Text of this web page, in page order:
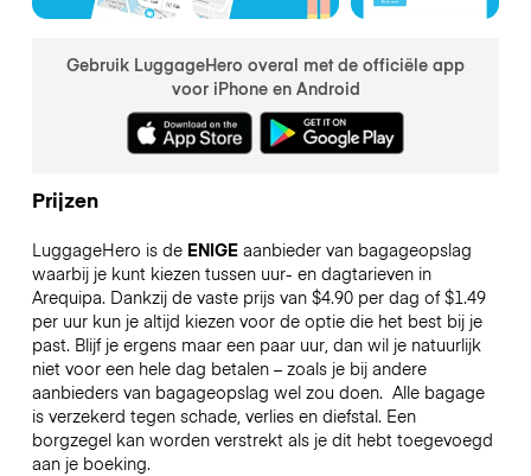
Gebruik LuggageHero overal met de officiële app
voor iPhone en Android
Prijzen
LuggageHero is de ENIGEaanbieder van bagageopslag
waarbij je kunt kiezen tussen uur- en dagtarieven in
Arequipa. Dankzij de vaste prijs van $4.90 per dag of $1.49
per uur kun je altijd kiezen voor de optie die het best bij je
past. Blijf je ergens maar een paar uur, dan wil je natuurlijk
niet voor een hele dag betalen – zoals je bij andere
aanbieders van bagageopslag wel zou doen. Alle bagage
is verzekerd tegen schade, verlies en diefstal. Een
borgzegel kan worden verstrekt als je dit hebt toegevoegd
aan je boeking.